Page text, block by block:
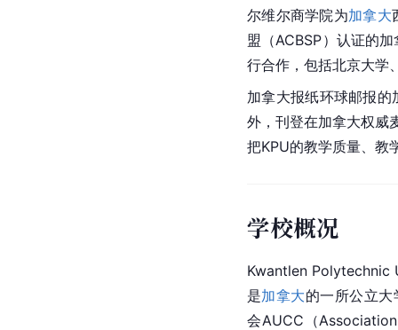
尔维尔商学院为加拿大
盟（ACBSP）认证的
行合作，包括北京大学
加拿大报纸环球邮报
外，刊登在加拿大权
把KPU的教学质量、教
学校概况
Kwantlen Polytechnic
是加拿大的一所公立
会AUCC（